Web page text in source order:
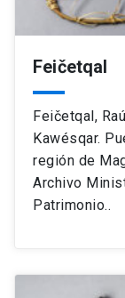
Feičetqal
Feičetqal,
Kawésqar.
región de
Archivo
Patrimonio..